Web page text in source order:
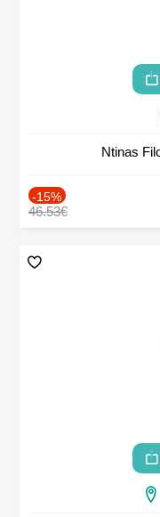
Ntinas
-15%
46.53€